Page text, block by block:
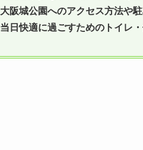
大阪城公園へのアクセス方法や
当日快適に過ごすためのトイレ